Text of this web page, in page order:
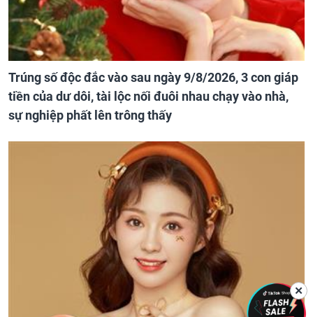
Trúng số độc đắc vào sau ngày 9/8/2026, 3 con giáp
tiền của dư dôi, tài lộc nối đuôi nhau chạy vào nhà,
sự nghiệp phất lên trông thấy
✕